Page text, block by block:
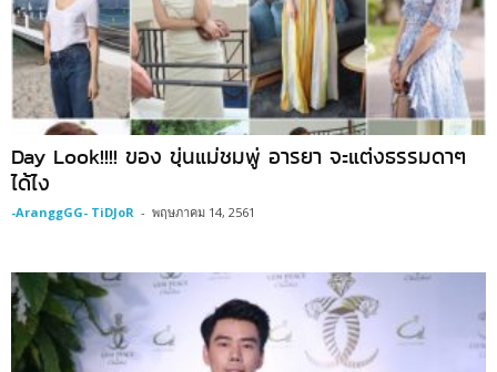
Day Look!!!! ของ ขุ่นแม่ชมพู่ อารยา จะแต่งธรรมดาๆ
ได้ไง
-AranggGG- TiDJoR - พฤษภาคม 14, 2561